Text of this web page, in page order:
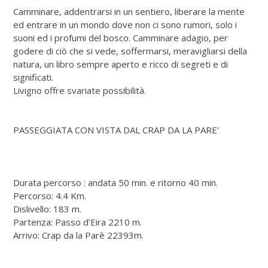
Camminare, addentrarsi in un sentiero, liberare la mente
ed entrare in un mondo dove non ci sono rumori, solo i
suoni ed i profumi del bosco. Camminare adagio, per
godere di ciò che si vede, soffermarsi, meravigliarsi della
natura, un libro sempre aperto e ricco di segreti e di
significati.
Livigno offre svariate possibilità.
PASSEGGIATA CON VISTA DAL CRAP DA LA PARE’
Durata percorso : andata 50 min. e ritorno 40 min.
Percorso: 4.4 Km.
Dislivello: 183 m.
Partenza: Passo d’Eira 2210 m.
Arrivo: Crap da la Parè 22393m.